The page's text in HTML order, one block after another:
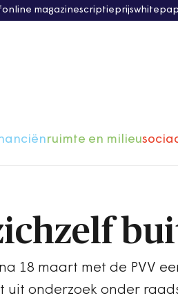
online magazinescriptieprijs
ruimte en milieu
18 maart met de PVV
uit onderzoek onder